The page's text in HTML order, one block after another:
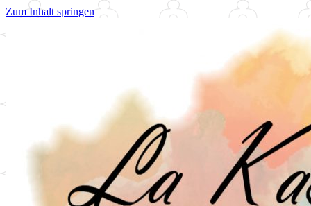
Zum Inhalt springen